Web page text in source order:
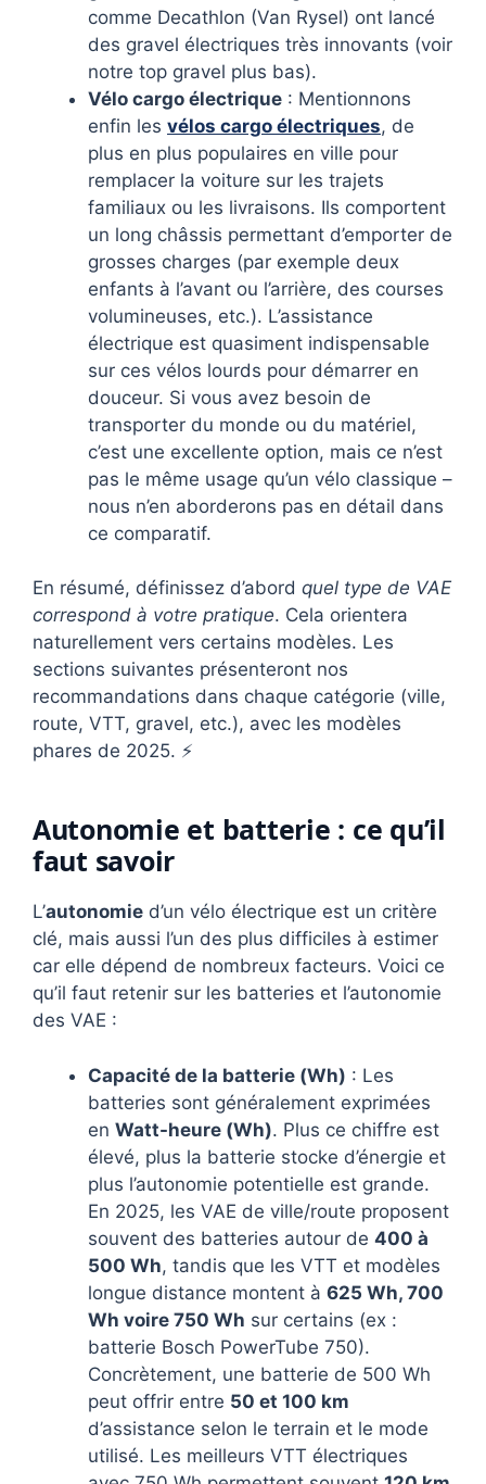
comme Decathlon (Van Rysel) ont lancé
des gravel électriques très innovants (voir
notre top gravel plus bas).
Vélo cargo électrique : Mentionnons
enfin les vélos cargo électriques, de
plus en plus populaires en ville pour
remplacer la voiture sur les trajets
familiaux ou les livraisons. Ils comportent
un long châssis permettant d’emporter de
grosses charges (par exemple deux
enfants à l’avant ou l’arrière, des courses
volumineuses, etc.). L’assistance
électrique est quasiment indispensable
sur ces vélos lourds pour démarrer en
douceur. Si vous avez besoin de
transporter du monde ou du matériel,
c’est une excellente option, mais ce n’est
pas le même usage qu’un vélo classique –
nous n’en aborderons pas en détail dans
ce comparatif.
En résumé, définissez d’abord quel type de VAE
correspond à votre pratique. Cela orientera
naturellement vers certains modèles. Les
sections suivantes présenteront nos
recommandations dans chaque catégorie (ville,
route, VTT, gravel, etc.), avec les modèles
phares de 2025. ⚡
Autonomie et batterie : ce qu’il
faut savoir
L’autonomie d’un vélo électrique est un critère
clé, mais aussi l’un des plus difficiles à estimer
car elle dépend de nombreux facteurs. Voici ce
qu’il faut retenir sur les batteries et l’autonomie
des VAE :
Capacité de la batterie (Wh) : Les
batteries sont généralement exprimées
en Watt-heure (Wh). Plus ce chiffre est
élevé, plus la batterie stocke d’énergie et
plus l’autonomie potentielle est grande.
En 2025, les VAE de ville/route proposent
souvent des batteries autour de 400 à
500 Wh, tandis que les VTT et modèles
longue distance montent à 625 Wh, 700
Wh voire 750 Wh sur certains (ex :
batterie Bosch PowerTube 750).
Concrètement, une batterie de 500 Wh
peut offrir entre 50 et 100 km
d’assistance selon le terrain et le mode
utilisé. Les meilleurs VTT électriques